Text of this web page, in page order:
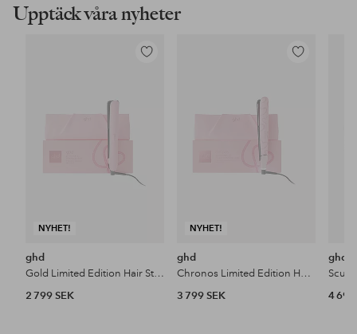
Upptäck våra nyheter
NYHET!
Lägg
ghd
Gold Limited Edition Hair Straightener In Dusted Pink
2 799 SEK
NYHET!
Lägg
ghd
Chronos Limited Edition Hair Straightener In Dusted Pink With Love
3 799 SEK
ghd
4 699